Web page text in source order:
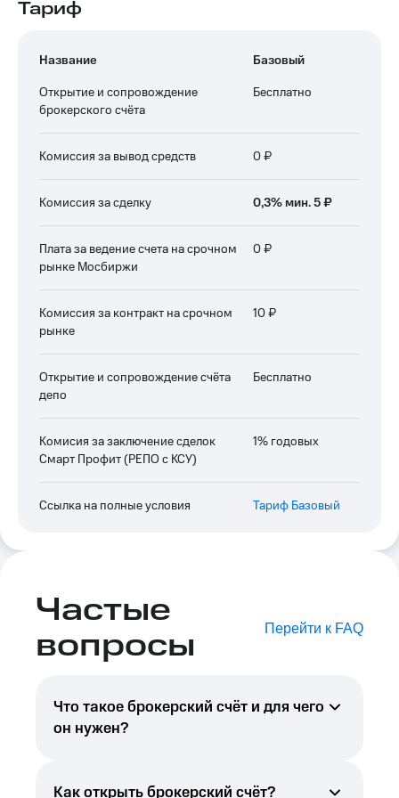
Тариф
Название
Базовый
Открытие и сопровождение
брокерского счёта
Бесплатно
Комиссия за вывод средств 0 ₽
Комиссия за сделку 0,3% мин. 5 ₽
Плата за ведение счета на срочном
рынке Мосбиржи
0 ₽
Комиссия за контракт на срочном
рынке
10 ₽
Открытие и сопровождение счёта
депо
Бесплатно
Комисия за заключение сделок
Смарт Профит (РЕПО с КСУ)
1% годовых
Ссылка на полные условия Тариф Базовый
Частые
вопросы Перейти к FAQ
Что такое брокерский счёт и для чего
он нужен?
совершения сделок с ценными бумагами
Как открыть брокерский счёт?